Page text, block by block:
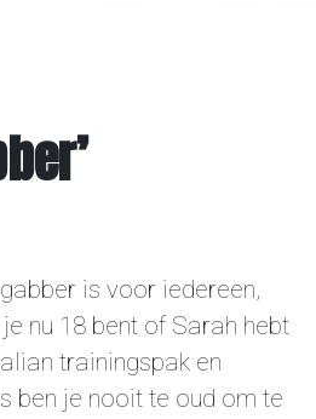
gabber is voor iedereen,
nu 18 bent of Sarah hebt
trainingspak en
ben je nooit te oud om te